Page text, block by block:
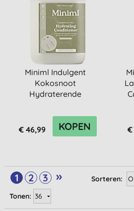
Miniml Indulgent
Kokosnoot
Hydraterende
€ 46,99 KOPEN €
1 2 3 »
Sorteren:
Tonen: